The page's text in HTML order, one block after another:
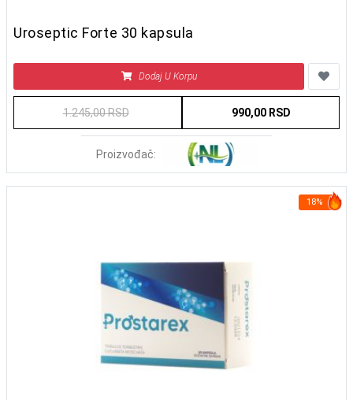
Uroseptic Forte 30 kapsula
Dodaj U Korpu
1.245,00 RSD 990,00 RSD
Proizvođač:
18%